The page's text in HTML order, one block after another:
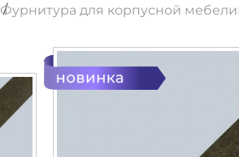
Фурнитура для корпусной мебели